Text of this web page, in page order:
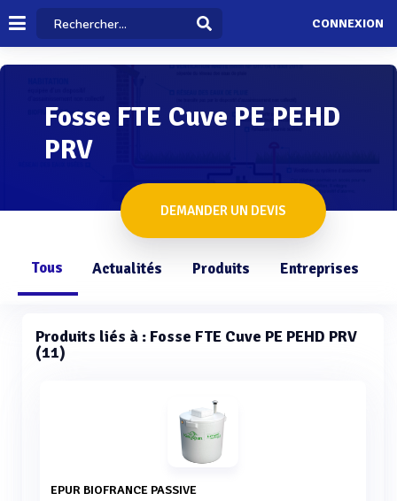
CONNEXION
Fosse FTE Cuve PE PEHD
PRV
DEMANDER UN DEVIS
Tous Actualités Produits Entreprises
Produits liés à : Fosse FTE Cuve PE PEHD PRV
(11)
EPUR BIOFRANCE PASSIVE